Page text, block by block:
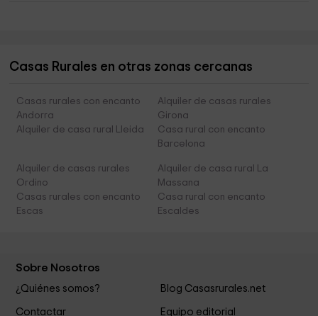
Casas Rurales en otras zonas cercanas
Casas rurales con encanto
Andorra
Alquiler de casas rurales
Girona
Alquiler de casa rural Lleida
Casa rural con encanto
Barcelona
Alquiler de casas rurales
Ordino
Alquiler de casa rural La
Massana
Casas rurales con encanto
Escas
Casa rural con encanto
Escaldes
Sobre Nosotros
¿Quiénes somos? Blog Casasrurales.net
Contactar Equipo editorial